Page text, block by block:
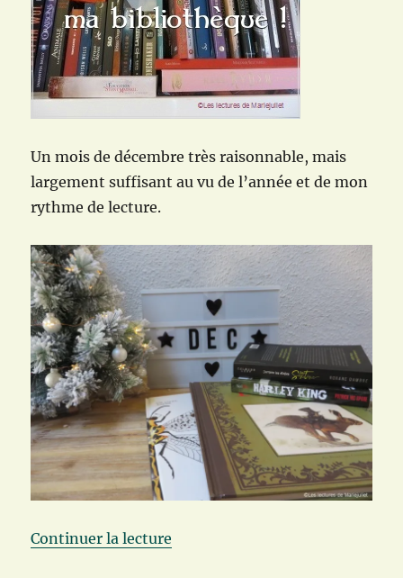
Un mois de décembre très raisonnable, mais
largement suffisant au vu de l’année et de mon
rythme de lecture.
Continuer la lecture